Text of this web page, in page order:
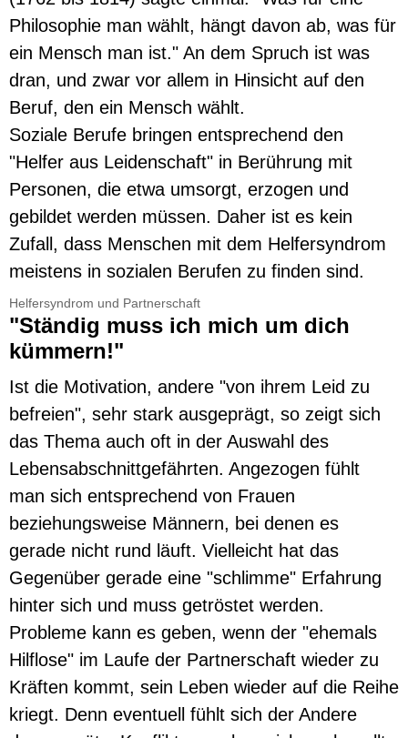
Philosophie man wählt, hängt davon ab, was für
ein Mensch man ist." An dem Spruch ist was
dran, und zwar vor allem in Hinsicht auf den
Beruf, den ein Mensch wählt.
Soziale Berufe bringen entsprechend den
"Helfer aus Leidenschaft" in Berührung mit
Personen, die etwa umsorgt, erzogen und
gebildet werden müssen. Daher ist es kein
Zufall, dass Menschen mit dem Helfersyndrom
meistens in sozialen Berufen zu finden sind.
Helfersyndrom und Partnerschaft
"Ständig muss ich mich um dich
kümmern!"
Ist die Motivation, andere "von ihrem Leid zu
befreien", sehr stark ausgeprägt, so zeigt sich
das Thema auch oft in der Auswahl des
Lebensabschnittgefährten. Angezogen fühlt
man sich entsprechend von Frauen
beziehungsweise Männern, bei denen es
gerade nicht rund läuft. Vielleicht hat das
Gegenüber gerade eine "schlimme" Erfahrung
hinter sich und muss getröstet werden.
Probleme kann es geben, wenn der "ehemals
Hilflose" im Laufe der Partnerschaft wieder zu
Kräften kommt, sein Leben wieder auf die Reihe
kriegt. Denn eventuell fühlt sich der Andere